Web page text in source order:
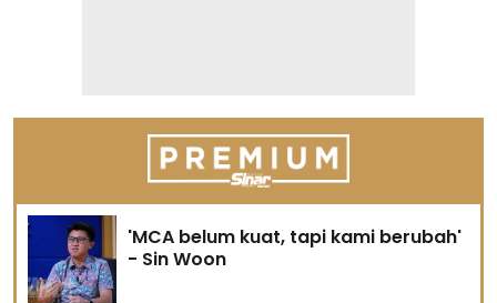
'MCA belum kuat, tapi kami berubah'
- Sin Woon